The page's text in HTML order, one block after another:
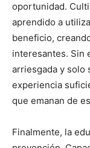
oportunidad.
aprendido a
beneficio,
interesantes. Sin
arriesgada y solo
experiencia
que emanan de
Finalmente, la